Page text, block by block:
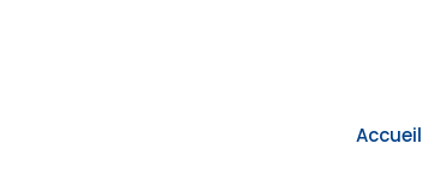
Accueil